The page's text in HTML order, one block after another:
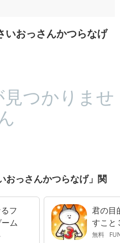
いおっさんかつらなげ
つかりませ
おっさんかつらなげ」関
フ
ム
君の目
すこと
無料